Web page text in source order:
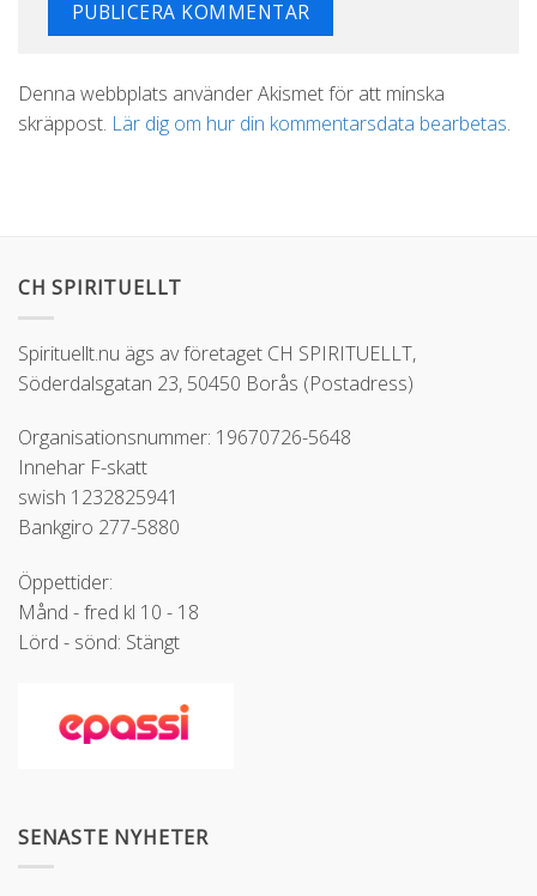
Denna webbplats använder Akismet för att minska
skräppost. Lär dig om hur din kommentarsdata bearbetas.
CH SPIRITUELLT
Spirituellt.nu ägs av företaget CH SPIRITUELLT,
Söderdalsgatan 23, 50450 Borås (Postadress)
Organisationsnummer: 19670726-5648
Innehar F-skatt
swish 1232825941
Bankgiro 277-5880
Öppettider:
Månd - fred kl 10 - 18
Lörd - sönd: Stängt
SENASTE NYHETER